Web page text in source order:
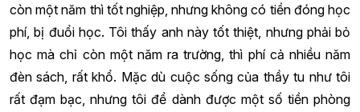
còn một năm thì tốt nghiệp, nhưng không có tiền đóng học
phí, bị đuổi học. Tôi thấy anh này tốt thiệt, nhưng phải bỏ
học mà chỉ còn một năm ra trường, thì phí cả nhiều năm
đèn sách, rất khổ. Mặc dù cuộc sống của thầy tu như tôi
rất đạm bạc, nhưng tôi để dành được một số tiền phòng